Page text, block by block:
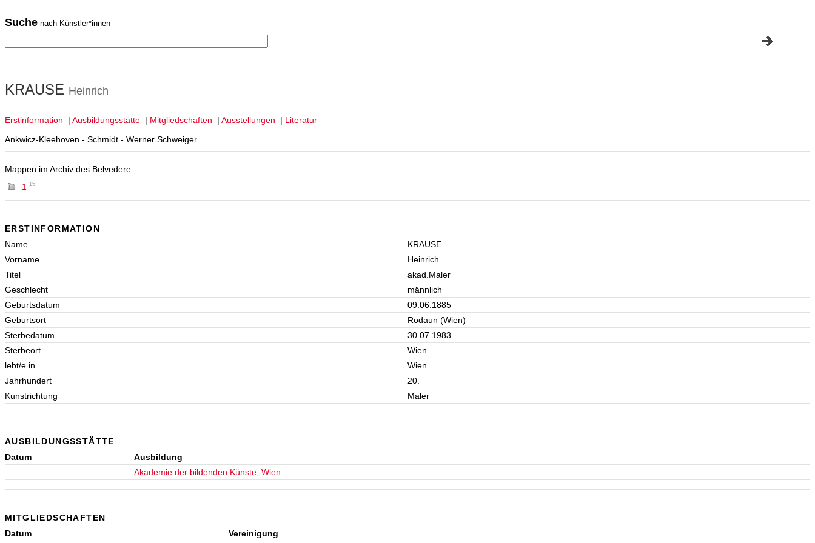
Suche nach Künstler*innen
KRAUSE Heinrich
Erstinformation | Ausbildungsstätte | Mitgliedschaften | Ausstellungen | Literatur
Ankwicz-Kleehoven - Schmidt - Werner Schweiger
Mappen im Archiv des Belvedere
1
15
ERSTINFORMATION
Name
KRAUSE
Vorname
Heinrich
Titel
akad.Maler
Geschlecht
männlich
Geburtsdatum
09.06.1885
Geburtsort
Rodaun (Wien)
Sterbedatum
30.07.1983
Sterbeort
Wien
lebt/e in
Wien
Jahrhundert
20.
Kunstrichtung
Maler
AUSBILDUNGSSTÄTTE
Datum
Ausbildung
Akademie der bildenden Künste, Wien
MITGLIEDSCHAFTEN
Datum
Vereinigung